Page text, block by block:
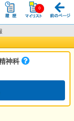
神科